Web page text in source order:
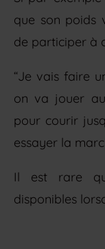
que son poids
de participer à
“Je vais faire
on va jouer
pour courir
essayer la
Il est rare
disponibles